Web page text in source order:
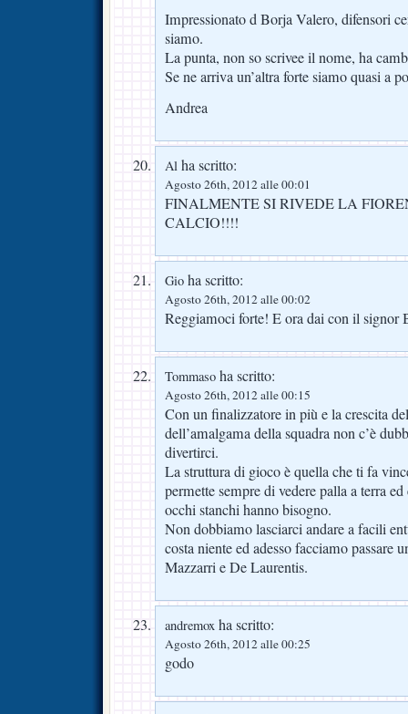
Impressionato d Borja Valero, difensori
siamo.
La punta, non so scrivee il nome, ha
Se ne arriva un’altra forte siamo quasi a
Andrea
Al ha scritto:
Agosto 26th, 2012 alle 00:01
FINALMENTE SI RIVEDE LA
CALCIO!!!!
Gio ha scritto:
Agosto 26th, 2012 alle 00:02
Reggiamoci forte! E ora dai con il signor
Tommaso ha scritto:
Agosto 26th, 2012 alle 00:15
Con un finalizzatore in più e la crescita
dell’amalgama della squadra non c’è
divertirci.
La struttura di gioco è quella che ti fa
permette sempre di vedere palla a terra
occhi stanchi hanno bisogno.
Non dobbiamo lasciarci andare a facili
costa niente ed adesso facciamo passare
Mazzarri e De Laurentis.
andremox ha scritto:
Agosto 26th, 2012 alle 00:25
godo